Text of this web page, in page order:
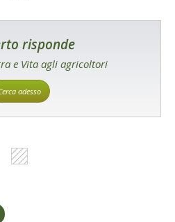
risponde
e Vita agli agricoltori
adesso